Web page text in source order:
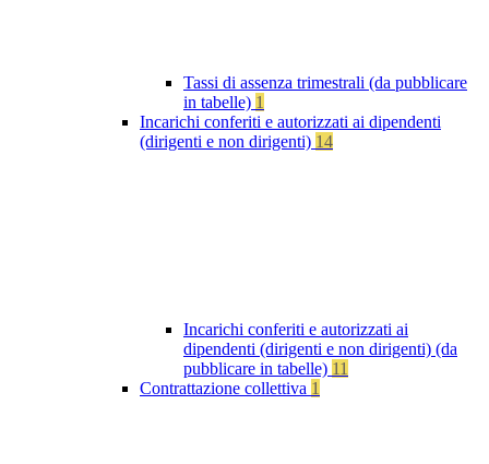
Tassi di assenza trimestrali (da pubblicare
in tabelle) 1
Incarichi conferiti e autorizzati ai dipendenti
(dirigenti e non dirigenti) 14
Incarichi conferiti e autorizzati ai
dipendenti (dirigenti e non dirigenti) (da
pubblicare in tabelle) 11
Contrattazione collettiva 1